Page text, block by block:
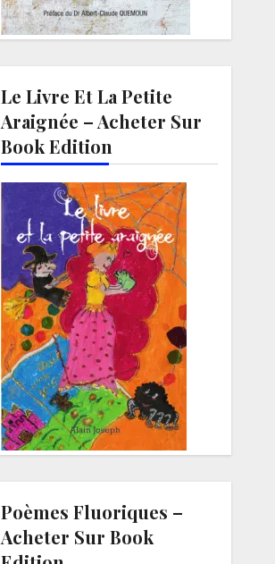
Le Livre Et La Petite
Araignée – Acheter Sur
Book Edition
Poèmes Fluoriques –
Acheter Sur Book